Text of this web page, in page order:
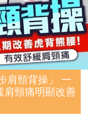
肩頸背操」 一
肩頸痛明顯改善